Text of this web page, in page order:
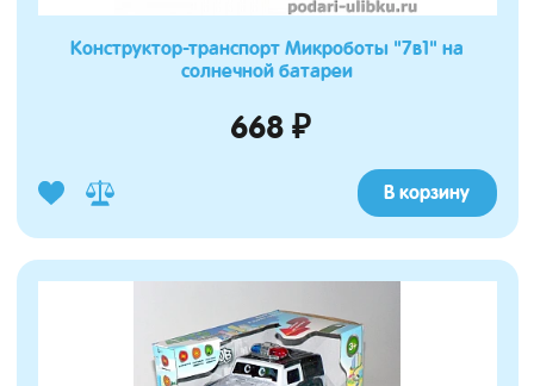
Конструктор-транспорт Микроботы "7в1" на
солнечной батареи
668 ₽
В корзину